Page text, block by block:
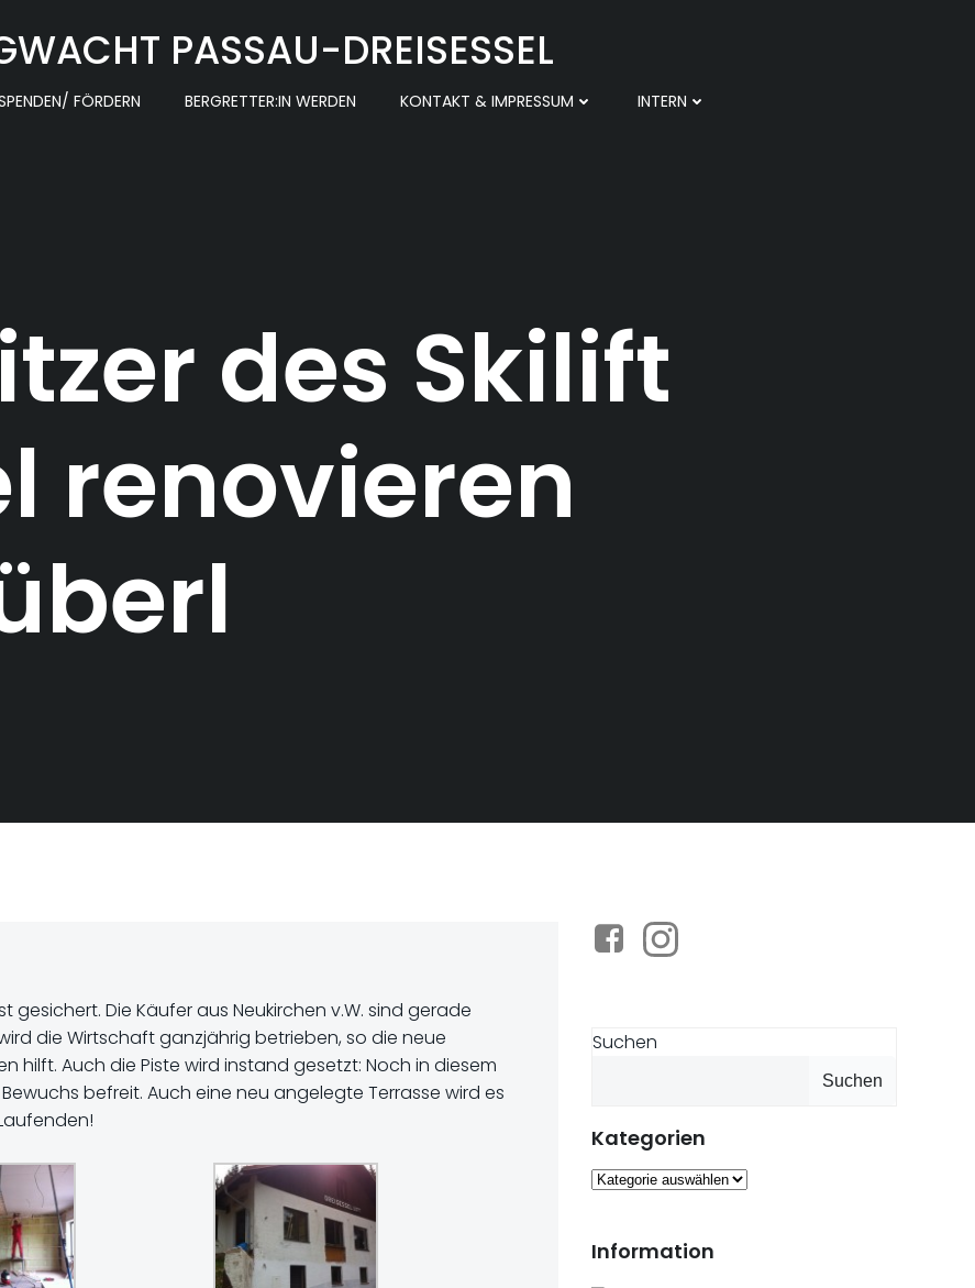
PASSAU-DREISESSEL
FÖRDERN BERGRETTER:IN WERDEN KONTAKT & IMPRESSUM INTERN
des Skilift
renovieren
gesichert. Die Käufer aus Neukirchen v.W. sind gerade
die Wirtschaft ganzjährig betrieben, so die neue
hilft. Auch die Piste wird instand gesetzt: Noch in diesem
befreit. Auch eine neu angelegte Terrasse wird es
Suchen
Suchen
Kategorien
Kategorien
Information